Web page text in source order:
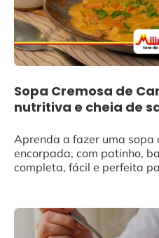
Sopa Cremosa de
nutritiva e cheia de
Aprenda a fazer uma sopa
encorpada, com patinho,
completa, fácil e perfeita